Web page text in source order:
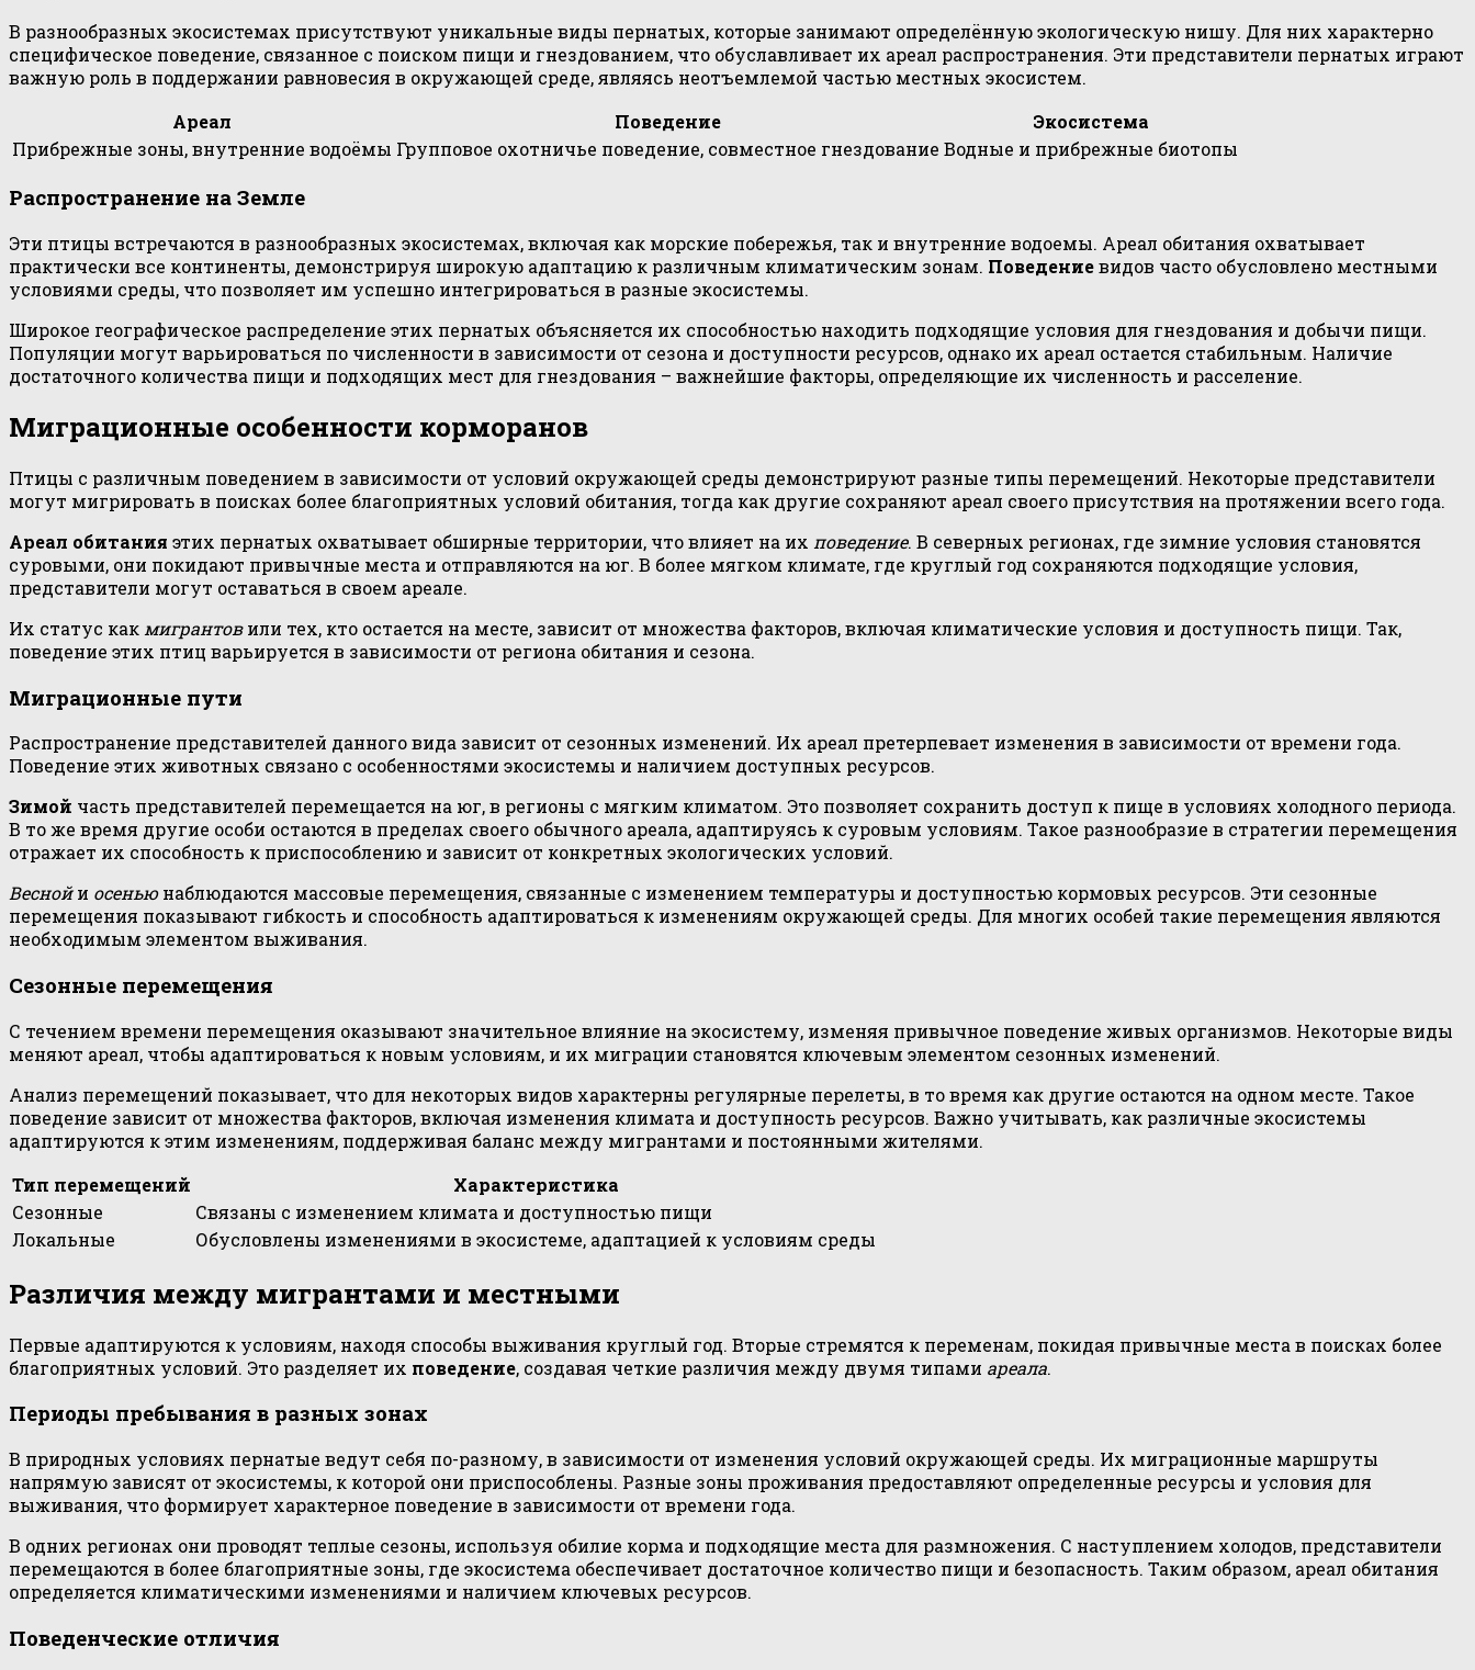
В разнообразных экосистемах присутствуют уникальные виды пернатых, которые занимают определённую экологическую нишу. Для них характерно
специфическое поведение, связанное с поиском пищи и гнездованием, что обуславливает их ареал распространения. Эти представители пернатых играют
важную роль в поддержании равновесия в окружающей среде, являясь неотъемлемой частью местных экосистем.
Ареал
Поведение
Экосистема
Прибрежные зоны, внутренние водоёмы Групповое охотничье поведение, совместное гнездование Водные и прибрежные биотопы
Распространение на Земле
Эти птицы встречаются в разнообразных экосистемах, включая как морские побережья, так и внутренние водоемы. Ареал обитания охватывает
практически все континенты, демонстрируя широкую адаптацию к различным климатическим зонам. Поведениевидов часто обусловлено местными
условиями среды, что позволяет им успешно интегрироваться в разные экосистемы.
Широкое географическое распределение этих пернатых объясняется их способностью находить подходящие условия для гнездования и добычи пищи.
Популяции могут варьироваться по численности в зависимости от сезона и доступности ресурсов, однако их ареал остается стабильным. Наличие
достаточного количества пищи и подходящих мест для гнездования – важнейшие факторы, определяющие их численность и расселение.
Миграционные особенности корморанов
Птицы с различным поведением в зависимости от условий окружающей среды демонстрируют разные типы перемещений. Некоторые представители
могут мигрировать в поисках более благоприятных условий обитания, тогда как другие сохраняют ареал своего присутствия на протяжении всего года.
Ареал обитания этих пернатых охватывает обширные территории, что влияет на их поведение. В северных регионах, где зимние условия становятся
суровыми, они покидают привычные места и отправляются на юг. В более мягком климате, где круглый год сохраняются подходящие условия,
представители могут оставаться в своем ареале.
Их статус как мигрантовили тех, кто остается на месте, зависит от множества факторов, включая климатические условия и доступность пищи. Так,
поведение этих птиц варьируется в зависимости от региона обитания и сезона.
Миграционные пути
Распространение представителей данного вида зависит от сезонных изменений. Их ареал претерпевает изменения в зависимости от времени года.
Поведение этих животных связано с особенностями экосистемы и наличием доступных ресурсов.
Зимой часть представителей перемещается на юг, в регионы с мягким климатом. Это позволяет сохранить доступ к пище в условиях холодного периода.
В то же время другие особи остаются в пределах своего обычного ареала, адаптируясь к суровым условиям. Такое разнообразие в стратегии перемещения
отражает их способность к приспособлению и зависит от конкретных экологических условий.
Веснойи осеньюнаблюдаются массовые перемещения, связанные с изменением температуры и доступностью кормовых ресурсов. Эти сезонные
перемещения показывают гибкость и способность адаптироваться к изменениям окружающей среды. Для многих особей такие перемещения являются
необходимым элементом выживания.
Сезонные перемещения
С течением времени перемещения оказывают значительное влияние на экосистему, изменяя привычное поведение живых организмов. Некоторые виды
меняют ареал, чтобы адаптироваться к новым условиям, и их миграции становятся ключевым элементом сезонных изменений.
Анализ перемещений показывает, что для некоторых видов характерны регулярные перелеты, в то время как другие остаются на одном месте. Такое
поведение зависит от множества факторов, включая изменения климата и доступность ресурсов. Важно учитывать, как различные экосистемы
адаптируются к этим изменениям, поддерживая баланс между мигрантами и постоянными жителями.
Тип перемещений
Характеристика
Сезонные
Связаны с изменением климата и доступностью пищи
Локальные
Обусловлены изменениями в экосистеме, адаптацией к условиям среды
Различия между мигрантами и местными
Первые адаптируются к условиям, находя способы выживания круглый год. Вторые стремятся к переменам, покидая привычные места в поисках более
благоприятных условий. Это разделяет их поведение, создавая четкие различия между двумя типами ареала.
Периоды пребывания в разных зонах
В природных условиях пернатые ведут себя по-разному, в зависимости от изменения условий окружающей среды. Их миграционные маршруты
напрямую зависят от экосистемы, к которой они приспособлены. Разные зоны проживания предоставляют определенные ресурсы и условия для
выживания, что формирует характерное поведение в зависимости от времени года.
В одних регионах они проводят теплые сезоны, используя обилие корма и подходящие места для размножения. С наступлением холодов, представители
перемещаются в более благоприятные зоны, где экосистема обеспечивает достаточное количество пищи и безопасность. Таким образом, ареал обитания
определяется климатическими изменениями и наличием ключевых ресурсов.
Поведенческие отличия